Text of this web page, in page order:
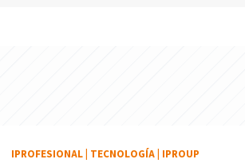
IPROFESIONAL TECNOLOGÍA IPROUP